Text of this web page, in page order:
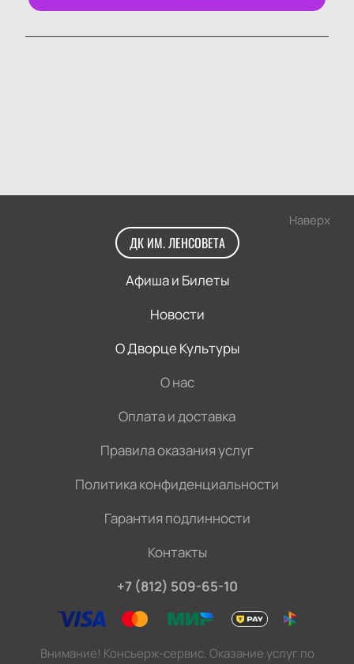
Наверх
ДК ИМ. ЛЕНСОВЕТА
Афиша и Билеты
Новости
О Дворце Культуры
О нас
Оплата и доставка
Правила оказания услуг
Политика конфиденциальности
Гарантия подлинности
Контакты
+7 (812) 509-65-10
Внимание! Консьерж-сервис. Оказание услуг по